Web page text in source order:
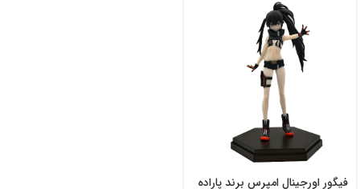
فیگور اورجینال امپرس برند پاراده